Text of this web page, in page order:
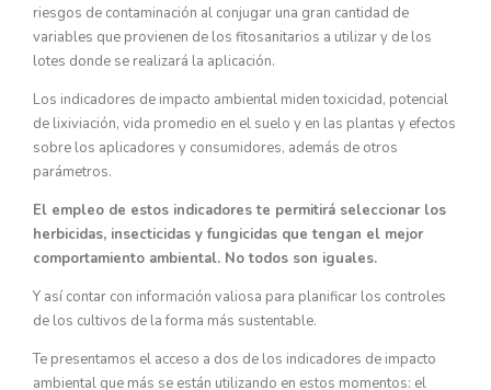
riesgos de contaminación al conjugar una gran cantidad de
variables que provienen de los fitosanitarios a utilizar y de los
lotes donde se realizará la aplicación.
Los indicadores de impacto ambiental miden toxicidad, potencial
de lixiviación, vida promedio en el suelo y en las plantas y efectos
sobre los aplicadores y consumidores, además de otros
parámetros.
El empleo de estos indicadores te permitirá seleccionar los
herbicidas, insecticidas y fungicidas que tengan el mejor
comportamiento ambiental. No todos son iguales.
Y así contar con información valiosa para planificar los controles
de los cultivos de la forma más sustentable.
Te presentamos el acceso a dos de los indicadores de impacto
ambiental que más se están utilizando en estos momentos: el